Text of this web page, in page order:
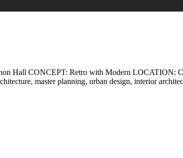
Hall CONCEPT: Retro with Modern LOCATION:
master planning, urban design, interior